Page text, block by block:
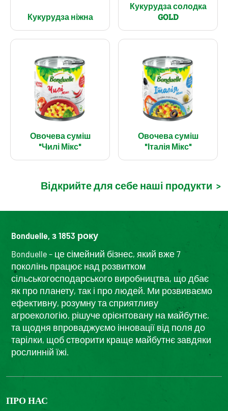
Кукурудза ніжна
Кукурудза солодка
GOLD
Овочева суміш
"Чилі Мікс"
Овочева суміш
"Італія Мікс"
Відкрийте для себе наші продукти >
Bonduelle, з 1853 року
Bonduelle – це сімейний бізнес, який вже 7
поколінь працює над розвитком
сільськогосподарського виробництва, що дбає
як про планету, так і про людей. Ми розвиваємо
ефективну, розумну та сприятливу
агроекологію, рішуче орієнтовану на майбутнє,
та щодня впроваджуємо інновації від поля до
тарілки, щоб створити краще майбутнє завдяки
рослинній їжі.
ПРО НАС